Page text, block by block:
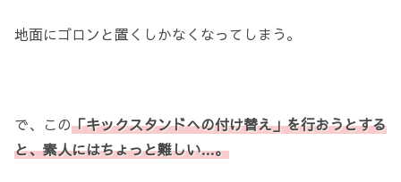
地面にゴロンと置くしかなくなってしまう。
で、この「キックスタンドへの付け替え」を行おうとする
と、素人にはちょっと難しい…。